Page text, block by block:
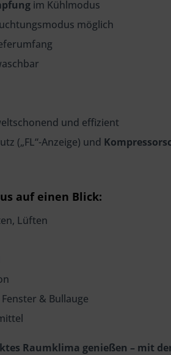
im Kühlmodus
möglich
und effizient
(„FL“-Anzeige) und
auf einen Blick:
Lüften
& Bullauge
Raumklima genießen – mit